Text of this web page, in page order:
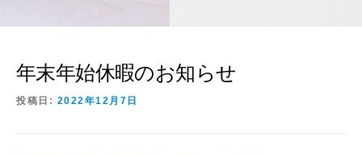
年末年始休暇のお知らせ
投稿日: 2022年12月7日